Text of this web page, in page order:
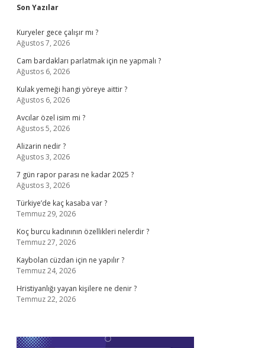
Sidebar
Son Yazılar
Kuryeler gece çalışır mı ?
Ağustos 7, 2026
Cam bardakları parlatmak için ne yapmalı ?
Ağustos 6, 2026
Kulak yemeği hangi yöreye aittir ?
Ağustos 6, 2026
Avcılar özel isim mi ?
Ağustos 5, 2026
Alizarin nedir ?
Ağustos 3, 2026
7 gün rapor parası ne kadar 2025 ?
Ağustos 3, 2026
Türkiye’de kaç kasaba var ?
Temmuz 29, 2026
Koç burcu kadınının özellikleri nelerdir ?
Temmuz 27, 2026
Kaybolan cüzdan için ne yapılır ?
Temmuz 24, 2026
Hristiyanlığı yayan kişilere ne denir ?
Temmuz 22, 2026